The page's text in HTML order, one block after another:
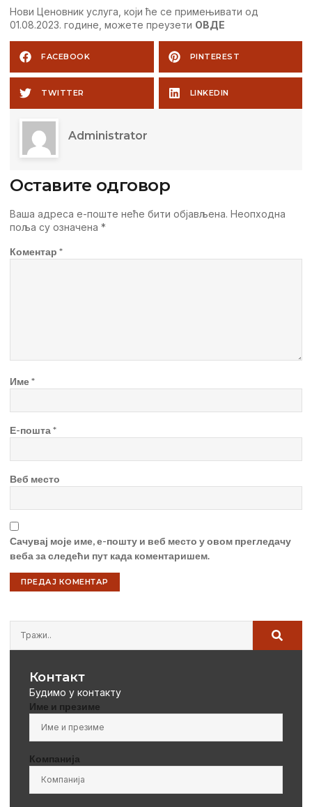
Нови Ценовник услуга, који ће се примењивати од
01.08.2023. године, можете преузети ОВДЕ
FACEBOOK PINTEREST
TWITTER LINKEDIN
Administrator
Оставите одговор
Ваша адреса е-поште неће бити објављена. Неопходна
поља су означена *
Коментар *
Име*
Е-пошта*
Веб место
Сачувај моје име, е-пошту и веб место у овом прегледачу
веба за следећи пут када коментаришем.
Контакт
Будимо у контакту
Име и презиме
Компанија